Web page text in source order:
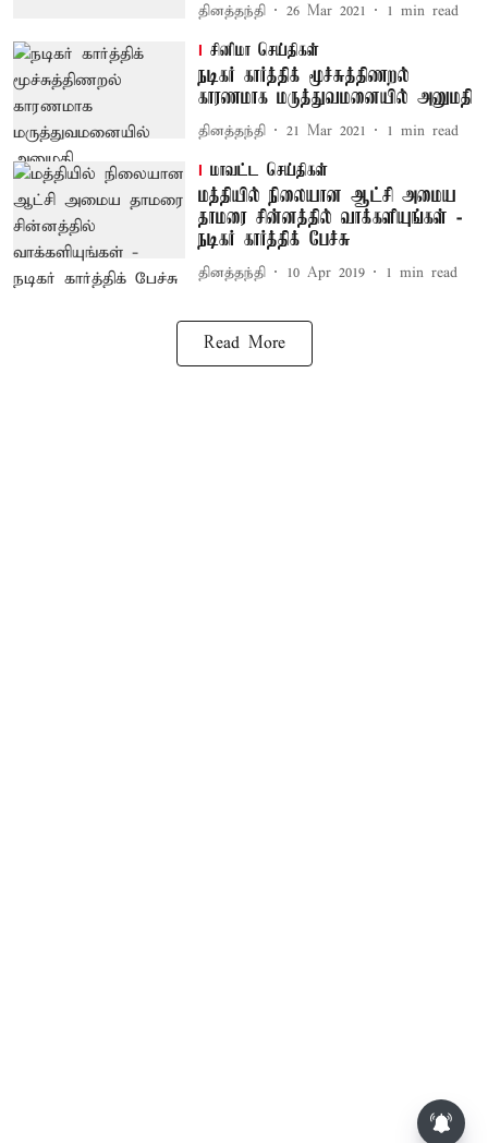
தினத்தந்தி 26 Mar 2021 1 min read
சினிமா செய்திகள்
நடிகர் கார்த்திக் மூச்சுத்திணறல்
காரணமாக மருத்துவமனையில் அனுமதி
தினத்தந்தி 21 Mar 2021 1 min read
மாவட்ட செய்திகள்
மத்தியில் நிலையான ஆட்சி அமைய
தாமரை சின்னத்தில் வாக்களியுங்கள் -
நடிகர் கார்த்திக் பேச்சு
தினத்தந்தி 10 Apr 2019 1 min read
Read More